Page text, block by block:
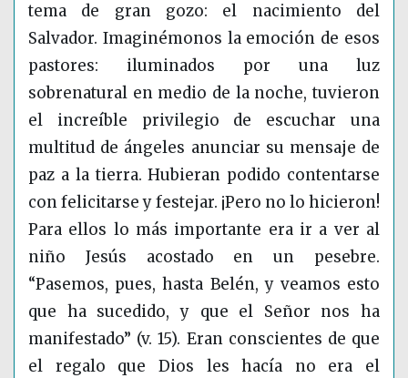
tema de gran gozo: el nacimiento del
Salvador. Imaginémonos la emoción de esos
pastores: iluminados por una luz
sobrenatural en medio de la noche, tuvieron
el increíble privilegio de escuchar una
multitud de ángeles anunciar su mensaje de
paz a la tierra. Hubieran podido contentarse
con felicitarse y festejar. ¡Pero no lo hicieron!
Para ellos lo más importante era ir a ver al
niño Jesús acostado en un pesebre.
“Pasemos, pues, hasta Belén, y veamos esto
que ha sucedido, y que el Señor nos ha
manifestado” (v. 15). Eran conscientes de que
el regalo que Dios les hacía no era el